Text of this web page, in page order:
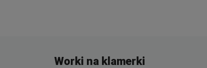
Worki na klamerki